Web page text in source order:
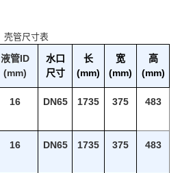
壳管尺寸表
液管ID
(mm)
水口
尺寸
长
(mm)
宽
(mm)
高
(mm)
16 DN65 1735 375 483
16 DN65 1735 375 483